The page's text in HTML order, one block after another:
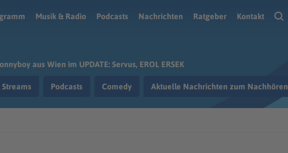
Musik & Radio Podcasts Nachrichten Ratgeber Kontakt
aus Wien im UPDATE: Servus, EROL ERSEK
Podcasts Comedy Aktuelle Nachrichten zum Nachhören